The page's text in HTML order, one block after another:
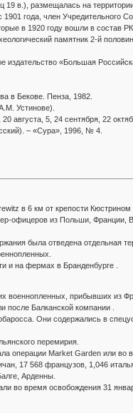
19 в.), размещалась на
года, член
в 1920 году вошли в состав
памятник 2-й
«Большая
в Бекове. Пенза, 1982.
Устинове).
августа, 5, 24 сентября, 22
– «Сура», 1996, № 4.
в 6 км от крепости
офицеров из Польши, Франции,
была отведена отдельная
и на фермах в Бранденбурге .
военнопленных, прибывших из
после Балканской компании .
Они содержались в
перемирия.
операции Market Garden или
17 568 французов, 1,046
Арденны.
во время освобождения 31